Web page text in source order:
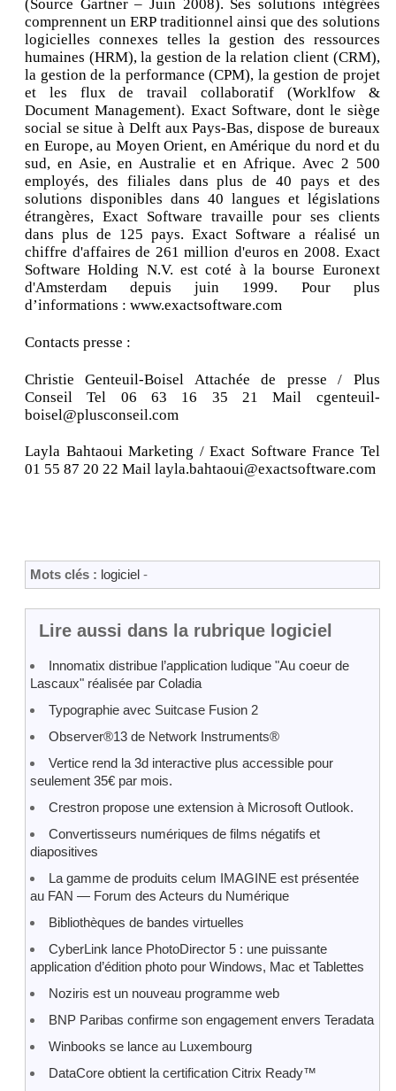
(Source Gartner – Juin 2008). Ses solutions intégrées
comprennent un ERP traditionnel ainsi que des solutions
logicielles connexes telles la gestion des ressources
humaines (HRM), la gestion de la relation client (CRM),
la gestion de la performance (CPM), la gestion de projet
et les flux de travail collaboratif (Worklfow &
Document Management). Exact Software, dont le siège
social se situe à Delft aux Pays-Bas, dispose de bureaux
en Europe, au Moyen Orient, en Amérique du nord et du
sud, en Asie, en Australie et en Afrique. Avec 2 500
employés, des filiales dans plus de 40 pays et des
solutions disponibles dans 40 langues et législations
étrangères, Exact Software travaille pour ses clients
dans plus de 125 pays. Exact Software a réalisé un
chiffre d'affaires de 261 million d'euros en 2008. Exact
Software Holding N.V. est coté à la bourse Euronext
d'Amsterdam depuis juin 1999. Pour plus
d’informations : www.exactsoftware.com
Contacts presse :
Christie Genteuil-Boisel Attachée de presse / Plus
Conseil Tel 06 63 16 35 21 Mail cgenteuil-
boisel@plusconseil.com
Layla Bahtaoui Marketing / Exact Software France Tel
01 55 87 20 22 Mail layla.bahtaoui@exactsoftware.com
Mots clés : logiciel -
Lire aussi dans la rubrique logiciel
Innomatix distribue l’application ludique "Au coeur de
Lascaux" réalisée par Coladia
Typographie avec Suitcase Fusion 2
Observer®13 de Network Instruments®
Vertice rend la 3d interactive plus accessible pour
seulement 35€ par mois.
Crestron propose une extension à Microsoft Outlook.
Convertisseurs numériques de films négatifs et
diapositives
La gamme de produits celum IMAGINE est présentée
au FAN — Forum des Acteurs du Numérique
Bibliothèques de bandes virtuelles
CyberLink lance PhotoDirector 5 : une puissante
application d’édition photo pour Windows, Mac et Tablettes
Noziris est un nouveau programme web
BNP Paribas confirme son engagement envers Teradata
Winbooks se lance au Luxembourg
DataCore obtient la certification Citrix Ready™